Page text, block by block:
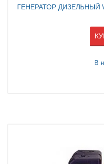
ГЕНЕРАТОР ДИЗЕЛЬНЫЙ
В